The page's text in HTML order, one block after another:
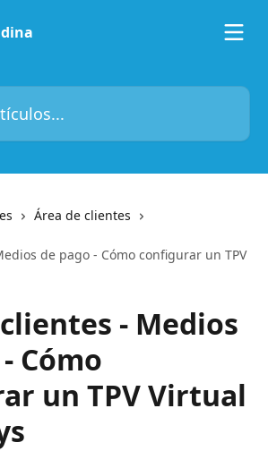
Área de clientes
de pago - Cómo configurar un TPV
- Medios
Cómo
un TPV Virtual